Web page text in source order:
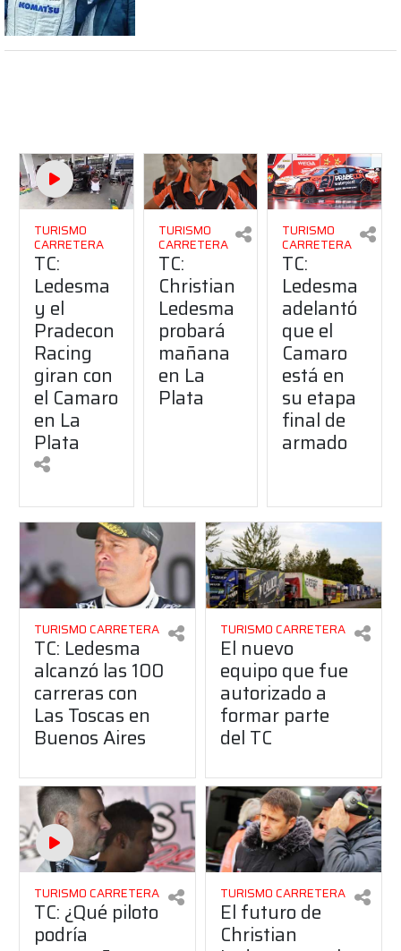
TURISMO
CARRETERA
TC:
Ledesma
y el
Pradecon
Racing
giran con
el Camaro
en La
Plata
TURISMO
CARRETERA
TC:
Christian
Ledesma
probará
mañana
en La
Plata
TURISMO
CARRETERA
TC:
Ledesma
adelantó
que el
Camaro
está en
su etapa
final de
armado
TURISMO CARRETERA
TC: Ledesma
alcanzó las 100
carreras con
Las Toscas en
Buenos Aires
TURISMO CARRETERA
El nuevo
equipo que fue
autorizado a
formar parte
del TC
TURISMO CARRETERA
TC: ¿Qué piloto
podría
TURISMO CARRETERA
El futuro de
Christian